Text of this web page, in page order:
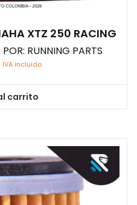
XTZ 250 RACING
RUNNING PARTS
IVA incluido
carrito